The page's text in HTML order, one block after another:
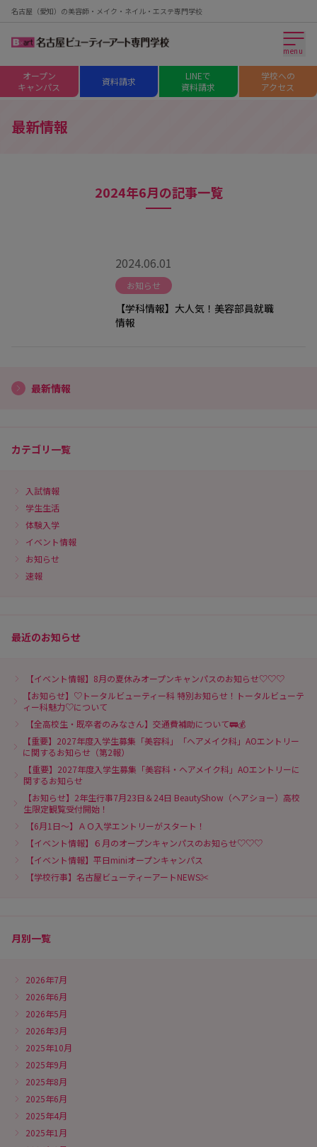
名古屋（愛知）の美容師・メイク・ネイル・エステ専門学校
menu
オープン
キャンパス
資料請求
LINEで
資料請求
学校への
アクセス
最新情報
2024年6月の記事一覧
2024.06.01
お知らせ
【学科情報】大人気！美容部員就職
情報
最新情報
カテゴリ一覧
入試情報
学生生活
体験入学
イベント情報
お知らせ
速報
最近のお知らせ
【イベント情報】8月の夏休みオープンキャンパスのお知らせ♡♡♡
【お知らせ】♡トータルビューティー科 特別お知らせ！トータルビューテ
ィー科魅力♡について
【全高校生・既卒者のみなさん】交通費補助について🚃💰
【重要】2027年度入学生募集「美容科」「ヘアメイク科」AOエントリー
に関するお知らせ（第2報）
【重要】2027年度入学生募集「美容科・ヘアメイク科」AOエントリーに
関するお知らせ
【お知らせ】2年生行事7月23日＆24日 BeautyShow（ヘアショー）高校
生限定観覧受付開始！
【6月1日～】ＡＯ入学エントリーがスタート！
【イベント情報】６月のオープンキャンパスのお知らせ♡♡♡
【イベント情報】平日miniオープンキャンパス
【学校行事】名古屋ビューティーアートNEWS✂
月別一覧
2026年7月
2026年6月
2026年5月
2026年3月
2025年10月
2025年9月
2025年8月
2025年6月
2025年4月
2025年1月